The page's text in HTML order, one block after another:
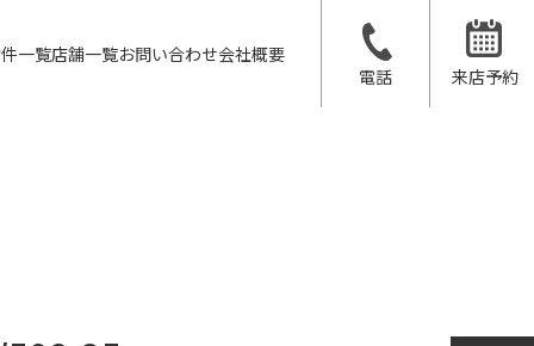
一覧店舗一覧お問い合わせ会社概要
電話
来店予約